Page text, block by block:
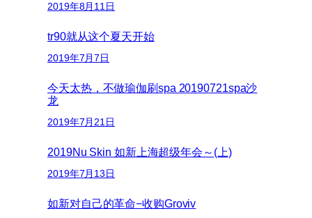
2019年8月11日
tr90就从这个夏天开始
2019年7月7日
今天太热，不做瑜伽刷spa 20190721spa沙
龙
2019年7月21日
2019Nu Skin 如新上海超级年会～(上)
2019年7月13日
如新对自己的革命−收购Groviv